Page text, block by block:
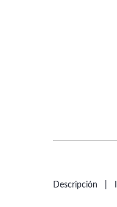
Descripción